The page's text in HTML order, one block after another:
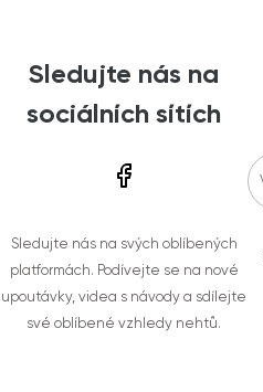
Sledujte nás na
sociálních sítích
Sledujte nás na svých oblíbených
platformách. Podívejte se na nové
upoutávky, videa s návody a sdílejte
své oblíbené vzhledy nehtů.